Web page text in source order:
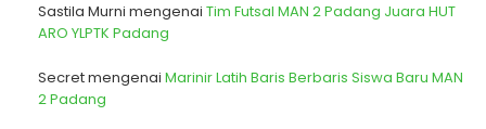
Sastila Murni mengenai Tim Futsal MAN 2 Padang Juara HUT
ARO YLPTK Padang
Secretmengenai Marinir Latih Baris Berbaris Siswa Baru MAN
2 Padang